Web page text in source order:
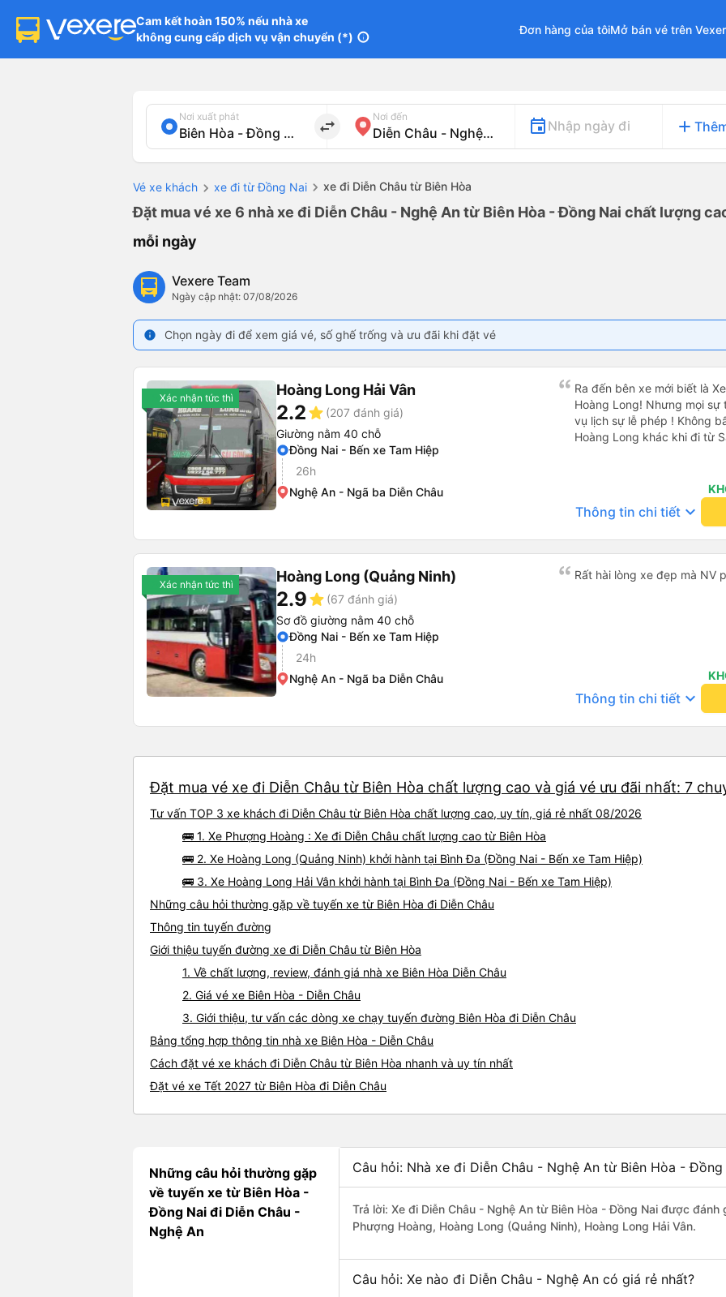
Cam kết hoàn 150% nếu nhà xe
không cung cấp dịch vụ vận chuyển (*) info
Đơn hàng của tôiMở bán vé trên
Nơi xuất phát
import_export
Nơi đến
Nhập ngày đi add
Vé xe khách xe đi từ Đồng Nai xe đi Diễn Châu từ Biên Hòa
Đặt mua vé xe 6 nhà xe đi Diễn Châu - Nghệ An từ Biên Hòa - Đồng Nai chất lượng
mỗi ngày
Vexere Team
Ngày cập nhật: 07/08/2026
info Chọn ngày đi để xem giá vé, số ghế trống và ưu đãi khi đặt vé
Xác nhận tức thì Hoàng Long Hải Vân
2.2star (207 đánh giá)
Giường nằm 40 chỗ
Đồng Nai - Bến xe Tam Hiệp
26h
Nghệ An - Ngã ba Diễn Châu
Ra đến bên xe mới biết là
Hoàng Long! Nhưng mọi
vụ lịch sự lễ phép ! Không
Hoàng Long khác khi đi từ
Thông tin chi tiết keyboard_arrow_down
Xác nhận tức thì Hoàng Long (Quảng Ninh)
2.9star (67 đánh giá)
Sơ đồ giường nằm 40 chỗ
Đồng Nai - Bến xe Tam Hiệp
24h
Nghệ An - Ngã ba Diễn Châu
Rất hài lòng xe đẹp mà NV
Thông tin chi tiết keyboard_arrow_down
Đặt mua vé xe đi Diễn Châu từ Biên Hòa chất lượng cao và giá vé ưu đãi nhất: 7
Tư vấn TOP 3 xe khách đi Diễn Châu từ Biên Hòa chất lượng cao, uy tín, giá rẻ nhất 08/2026
🚌 1. Xe Phượng Hoàng : Xe đi Diễn Châu chất lượng cao từ Biên Hòa
🚌 2. Xe Hoàng Long (Quảng Ninh) khởi hành tại Bình Đa (Đồng Nai - Bến xe Tam Hiệp)
🚌 3. Xe Hoàng Long Hải Vân khởi hành tại Bình Đa (Đồng Nai - Bến xe Tam Hiệp)
Những câu hỏi thường gặp về tuyến xe từ Biên Hòa đi Diễn Châu
Thông tin tuyến đường
Giới thiệu tuyến đường xe đi Diễn Châu từ Biên Hòa
1. Về chất lượng, review, đánh giá nhà xe Biên Hòa Diễn Châu
2. Giá vé xe Biên Hòa - Diễn Châu
3. Giới thiệu, tư vấn các dòng xe chạy tuyến đường Biên Hòa đi Diễn Châu
Bảng tổng hợp thông tin nhà xe Biên Hòa - Diễn Châu
Cách đặt vé xe khách đi Diễn Châu từ Biên Hòa nhanh và uy tín nhất
Đặt vé xe Tết 2027 từ Biên Hòa đi Diễn Châu
Những câu hỏi thường gặp
về tuyến xe từ Biên Hòa -
Đồng Nai đi Diễn Châu -
Nghệ An
Câu hỏi: Nhà xe đi Diễn Châu - Nghệ An từ Biên Hòa -
Trả lời: Xe đi Diễn Châu - Nghệ An từ Biên Hòa - Đồng Nai được
Phượng Hoàng, Hoàng Long (Quảng Ninh), Hoàng Long Hải Vân.
Câu hỏi: Xe nào đi Diễn Châu - Nghệ An có giá rẻ nhất?